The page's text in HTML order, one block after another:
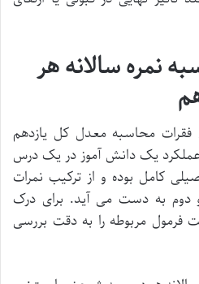
نمره سالانه هر
فقرات محاسبه معدل کل یازدهم
یک دانش آموز در یک درس
کامل بوده و از ترکیب نمرات
دوم به دست می آید. برای درک
فرمول مربوطه را به دقت بررسی